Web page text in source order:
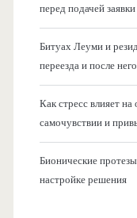
перед подачей заявки
Битуах Леуми и
переезда и после него
Как стресс влияет на
самочувствии и
Бионические
настройке решения